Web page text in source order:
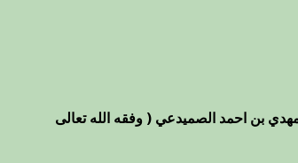
بن احمد الصميدعي ( وفقه الله تعالى